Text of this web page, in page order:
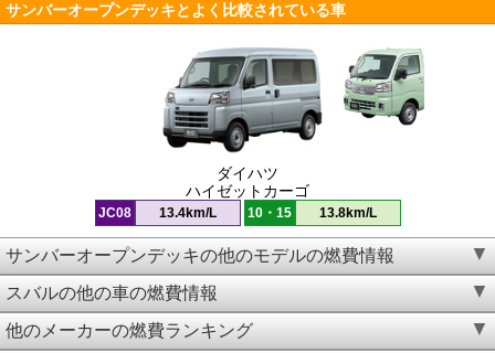
サンバーオープンデッキとよく比較されている車
ダイハツ
ハイゼットカーゴ
JC08 13.4km/L 10・15 13.8km/L
サンバーオープンデッキの他のモデルの燃費情報
スバルの他の車の燃費情報
他のメーカーの燃費ランキング